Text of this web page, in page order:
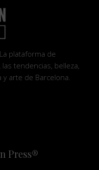
La plataforma de
tendencias, belleza,
y arte de Barcelona.
Press®